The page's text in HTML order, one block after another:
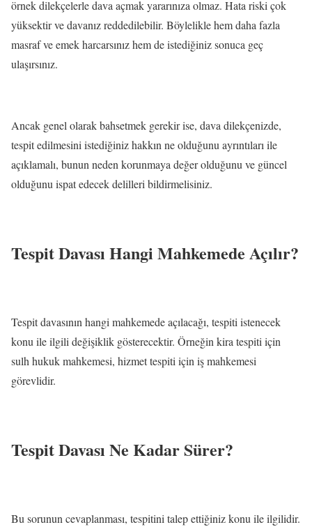
örnek dilekçelerle dava açmak yararınıza olmaz. Hata riski çok
yüksektir ve davanız reddedilebilir. Böylelikle hem daha fazla
masraf ve emek harcarsınız hem de istediğiniz sonuca geç
ulaşırsınız.
Ancak genel olarak bahsetmek gerekir ise, dava dilekçenizde,
tespit edilmesini istediğiniz hakkın ne olduğunu ayrıntıları ile
açıklamalı, bunun neden korunmaya değer olduğunu ve güncel
olduğunu ispat edecek delilleri bildirmelisiniz.
Tespit Davası Hangi Mahkemede Açılır?
Tespit davasının hangi mahkemede açılacağı, tespiti istenecek
konu ile ilgili değişiklik gösterecektir. Örneğin kira tespiti için
sulh hukuk mahkemesi, hizmet tespiti için iş mahkemesi
görevlidir.
Tespit Davası Ne Kadar Sürer?
Bu sorunun cevaplanması, tespitini talep ettiğiniz konu ile ilgilidir.